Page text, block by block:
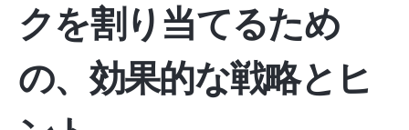
クを割り当てるため
の、効果的な戦略とヒ